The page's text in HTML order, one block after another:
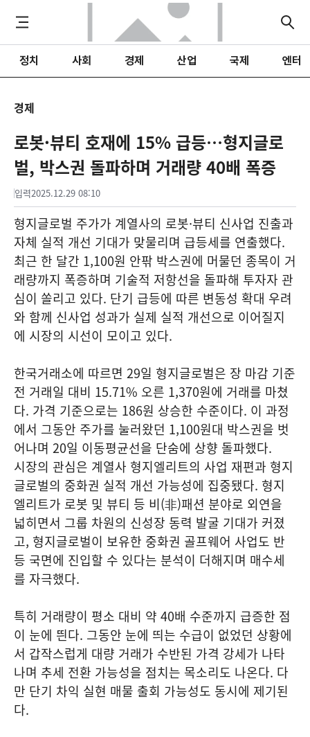
정치 사회 경제 산업 국제 엔터
경제
로봇·뷰티 호재에 15% 급등…형지글로
벌, 박스권 돌파하며 거래량 40배 폭증
입력2025.12.29 08:10
형지글로벌 주가가 계열사의 로봇·뷰티 신사업 진출과
자체 실적 개선 기대가 맞물리며 급등세를 연출했다.
최근 한 달간 1,100원 안팎 박스권에 머물던 종목이 거
래량까지 폭증하며 기술적 저항선을 돌파해 투자자 관
심이 쏠리고 있다. 단기 급등에 따른 변동성 확대 우려
와 함께 신사업 성과가 실제 실적 개선으로 이어질지
에 시장의 시선이 모이고 있다.
한국거래소에 따르면 29일 형지글로벌은 장 마감 기준
전 거래일 대비 15.71% 오른 1,370원에 거래를 마쳤
다. 가격 기준으로는 186원 상승한 수준이다. 이 과정
에서 그동안 주가를 눌러왔던 1,100원대 박스권을 벗
어나며 20일 이동평균선을 단숨에 상향 돌파했다.
시장의 관심은 계열사 형지엘리트의 사업 재편과 형지
글로벌의 중화권 실적 개선 가능성에 집중됐다. 형지
엘리트가 로봇 및 뷰티 등 비(非)패션 분야로 외연을
넓히면서 그룹 차원의 신성장 동력 발굴 기대가 커졌
고, 형지글로벌이 보유한 중화권 골프웨어 사업도 반
등 국면에 진입할 수 있다는 분석이 더해지며 매수세
를 자극했다.
특히 거래량이 평소 대비 약 40배 수준까지 급증한 점
이 눈에 띈다. 그동안 눈에 띄는 수급이 없었던 상황에
서 갑작스럽게 대량 거래가 수반된 가격 강세가 나타
나며 추세 전환 가능성을 점치는 목소리도 나온다. 다
만 단기 차익 실현 매물 출회 가능성도 동시에 제기된
다.